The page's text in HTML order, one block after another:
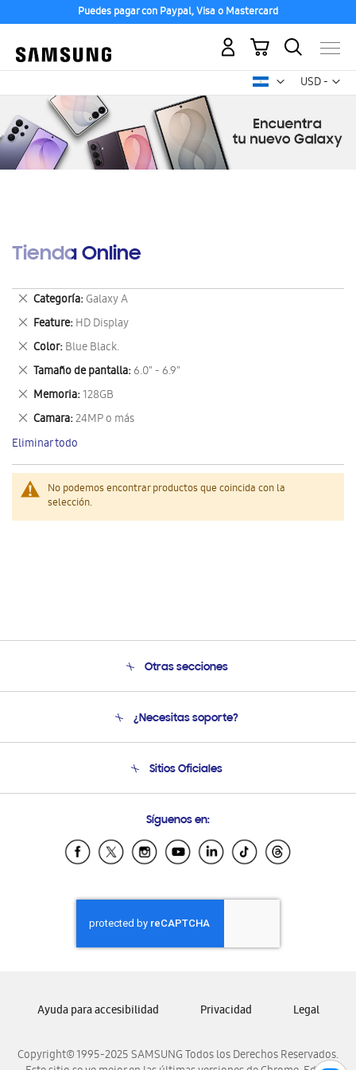
Puedes pagar con Paypal, Visa o Mastercard
USD -
dólar
Mi carrito
Tienda Online
No podemos encontrar productos que coincida con la
selección.
Categoría Galaxy A
Eliminar
este
artículo
Feature HD Display
Eliminar
este
artículo
Color Blue Black.
Eliminar
este
artículo
Tamaño de pantalla 6.0" - 6.9"
Eliminar
este
artículo
Memoria 128GB
Eliminar
este
artículo
Camara 24MP o más
Eliminar
este
artículo
Eliminar todo
Otras secciones
Soporte
¿Necesitas soporte?
Soporte vía eMail
Sitios Oficiales
Samsung Ecuador
Samsung El Salvador
Samsung Honduras
Samsung Nicaragua
Samsung Panamá
Samsung Venezuela
Síguenos en:
Copyright© 1995-2025 SAMSUNG Todos los Derechos Reservados.
Ayuda para accesibilidad Privacidad Legal